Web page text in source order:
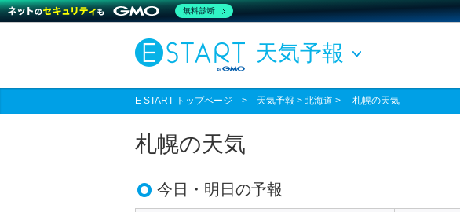
天気予報
E START トップページ > 天気予報 > 北海道 > 札幌の天気
札幌の天気
今日・明日の予報
無料診断